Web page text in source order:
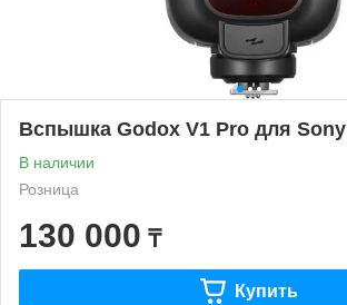
Вспышка Godox V1 Pro для Sony
В наличии
Розница
130 000 ₸
Купить